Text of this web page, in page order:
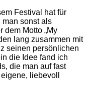
Festival hat für
man sonst als
dem Motto „My
lang zusammen mit
seinen persönlichen
die Idee fand ich
die man auf fast
liebevoll